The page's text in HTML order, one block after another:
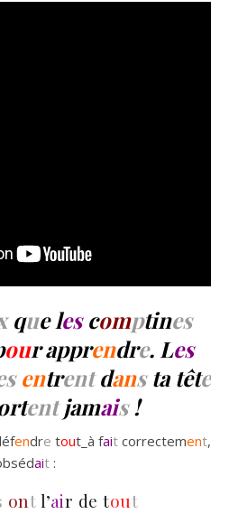
que lescomptines
our apprendre. Les
entrentdansta tête
entjamais!
endre tout_à faitcorrectement,
ait :
ontl’air de tout